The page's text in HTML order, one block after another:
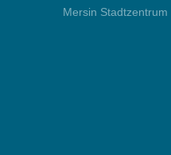
Mersin Stadtzentrum